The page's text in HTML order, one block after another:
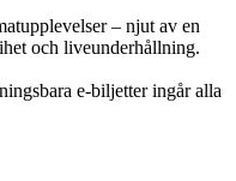
– njut av en
och liveunderhållning.
e‑biljetter ingår alla